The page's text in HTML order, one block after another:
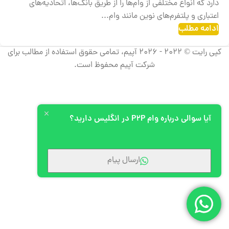
دارد که انواع مختلفی از وام‌ها را از طریق بانک‌ها، اتحادیه‌های
اعتباری و پلتفرم‌های نوین مانند وام‌...
ادامه مطلب
کپی رایت © 2022 - 2026 آپیم، تمامی حقوق استفاده از مطالب برای
شرکت آپیم محفوظ است.
آیا سوالی درباره وام P2P در انگلیس دارید؟
ارسال پیام